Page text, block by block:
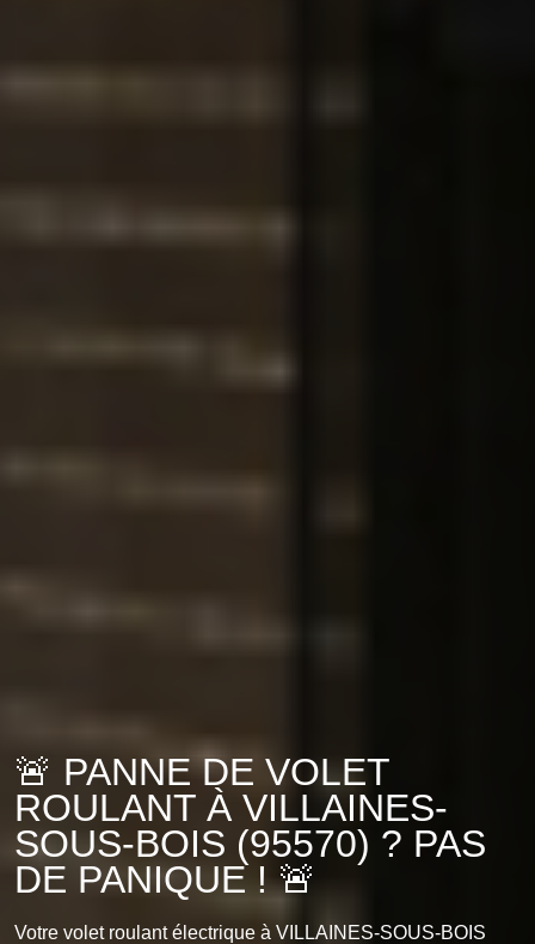
🚨 PANNE DE VOLET
ROULANT À VILLAINES-
SOUS-BOIS (95570) ? PAS
DE PANIQUE ! 🚨
Votre volet roulant électrique à VILLAINES-SOUS-BOIS